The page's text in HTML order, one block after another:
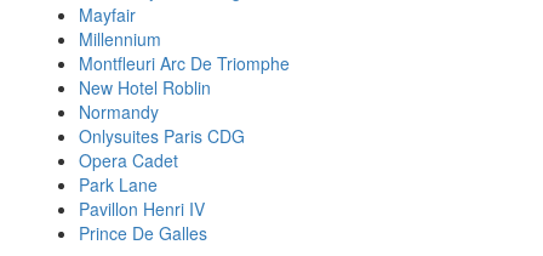
Mayfair
Millennium
Montfleuri Arc De Triomphe
New Hotel Roblin
Normandy
Onlysuites Paris CDG
Opera Cadet
Park Lane
Pavillon Henri IV
Prince De Galles